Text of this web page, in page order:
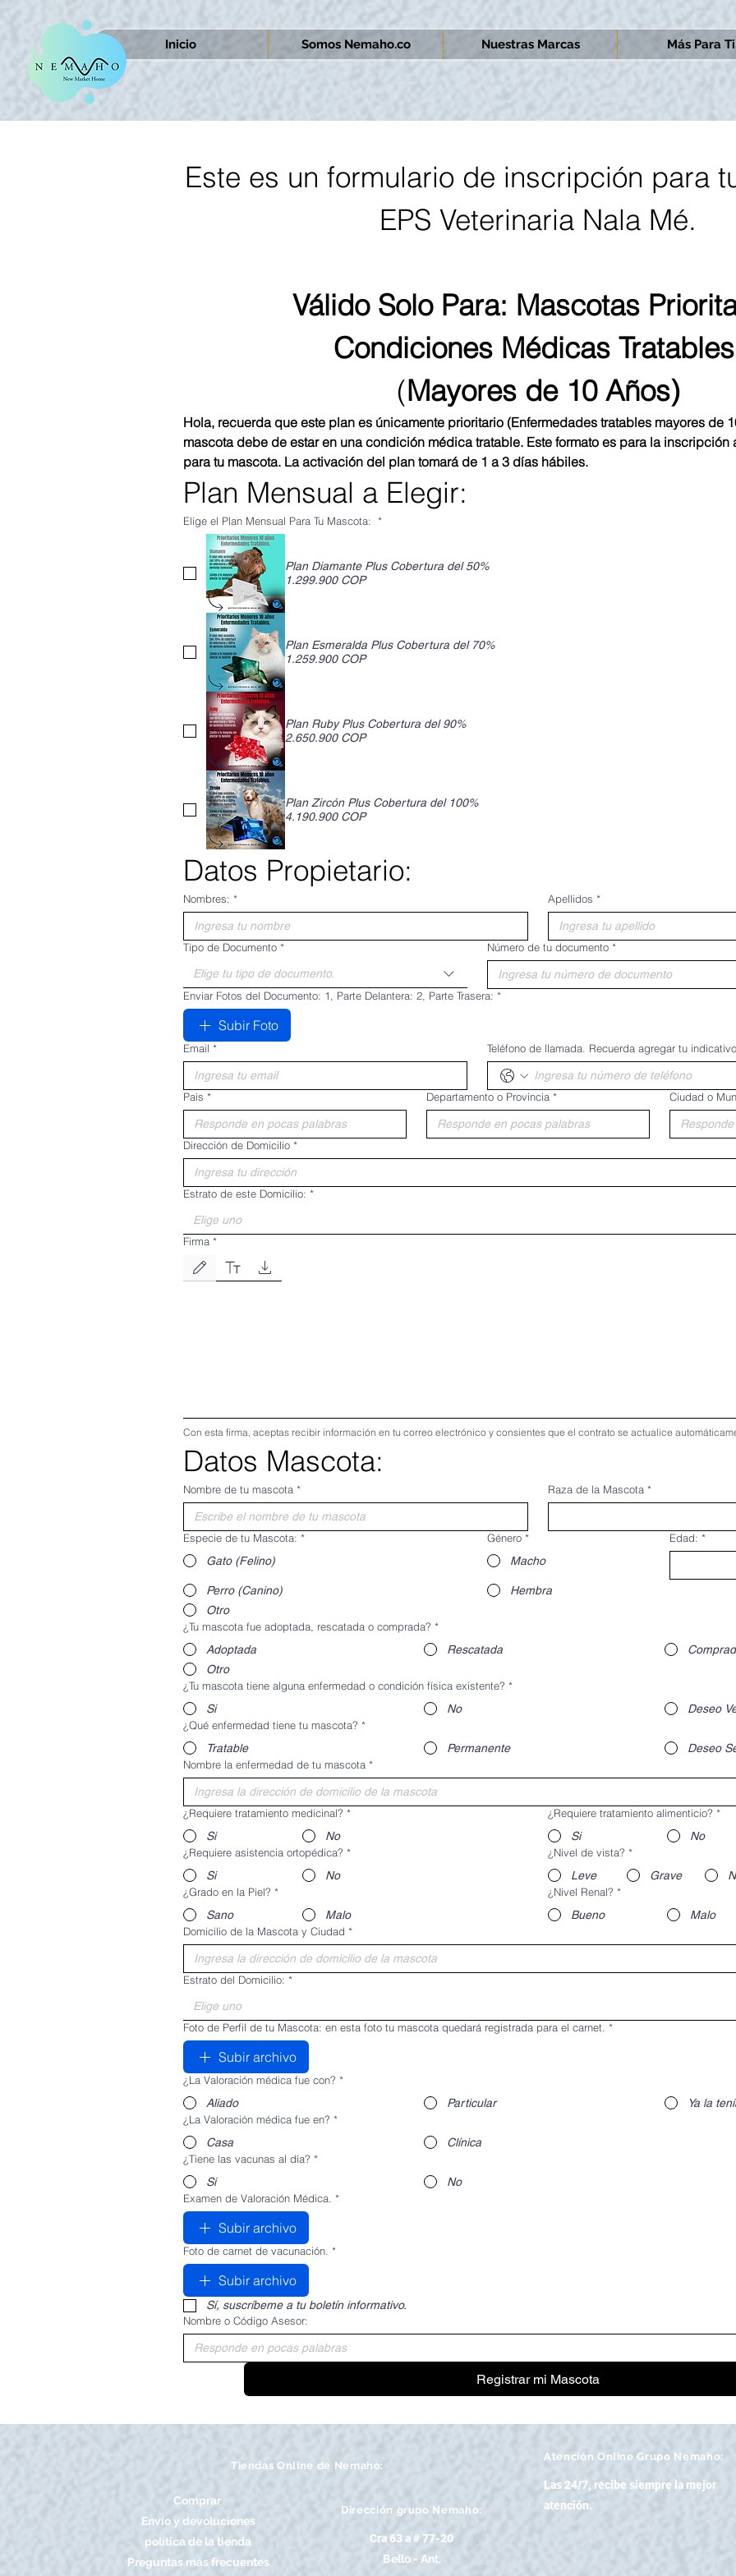
Inicio Somos Nemaho.co Nuestras Marcas Más Para
Este es un formulario de inscripción para
EPS Veterinaria Nala Mé.
Válido Solo Para: Mascotas
Condiciones Médicas Tratables
(Mayores de 10 Años)
Hola, recuerda que este plan es únicamente prioritario (Enfermedades tratables mayores de
mascota debe de estar en una condición médica tratable. Este formato es para la inscripción
para tu mascota. La activación del plan tomará de 1 a 3 días hábiles.
Plan Mensual a Elegir:
Elige el Plan Mensual Para Tu Mascota: *
Plan Diamante Plus Cobertura del 50%
1.299.900 COP
Plan Esmeralda Plus Cobertura del 70%
1.259.900 COP
Plan Ruby Plus Cobertura del 90%
2.650.900 COP
Plan Zircón Plus Cobertura del 100%
4.190.900 COP
Datos Propietario:
Nombres: * Apellidos *
Tipo de Documento *
Elige tu tipo de documento.
Número de tu documento *
Enviar Fotos del Documento: 1, Parte Delantera: 2, Parte Trasera: *
Subir Foto
Email * Teléfono de llamada. Recuerda agregar tu
Pais * Departamento o Provincia * Ciudad o
Dirección de Domicilio *
Estrato de este Domicilio: *
Elige uno
Firma *
Modo de dibujo seleccionado. Para dibujar, necesitas un mouse o un panel táctil. Usa la función de accesibilidad del teclado al seleccionar
Con esta firma, aceptas recibir información en tu correo electrónico y consientes que el contrato se actualice
Datos Mascota:
Nombre de tu mascota * Raza de la Mascota *
Especie de tu Mascota: *
Gato (Felino)
Perro (Canino)
Otro
Género *
Macho
Hembra
Edad: *
¿Tu mascota fue adoptada, rescatada o comprada? *
Adoptada
Rescatada
Otro
¿Tu mascota tiene alguna enfermedad o condición física existente? *
Si
No
Deseo
¿Qué enfermedad tiene tu mascota? *
Tratable
Permanente
Deseo
Nombre la enfermedad de tu mascota *
¿Requiere tratamiento medicinal? *
Si
No
¿Requiere tratamiento alimenticio? *
Si
No
¿Requiere asistencia ortopédica? *
Si
No
¿Nivel de vista? *
Leve
Grave
¿Grado en la Piel? *
Sano
Malo
¿Nivel Renal? *
Bueno
Malo
Domicilio de la Mascota y Ciudad *
Estrato del Domicilio: *
Elige uno
Foto de Perfil de tu Mascota: en esta foto tu mascota quedará registrada para el carnet. *
Subir archivo
¿La Valoración médica fue con? *
Aliado
Particular
Ya la
¿La Valoración médica fue en? *
Casa
Clínica
¿Tiene las vacunas al día? *
Si
No
Examen de Valoración Médica. *
Subir archivo
Foto de carnet de vacunación. *
Subir archivo
Sí, suscríbeme a tu boletín informativo.
Nombre o Código Asesor:
Registrar mi Mascota
Tiendas Online de Nemaho:
Comprar
Envío y devoluciones
política de la tienda
Preguntas más frecuentes
Dirección grupo Nemaho:
Cra 63 a # 77-20
Bello - Ant.
Atención Online Grupo Nemaho:
Las 24/7, recibe siempre la mejor
atención.